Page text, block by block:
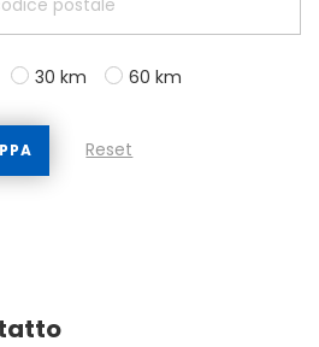
30 km 60 km
Reset